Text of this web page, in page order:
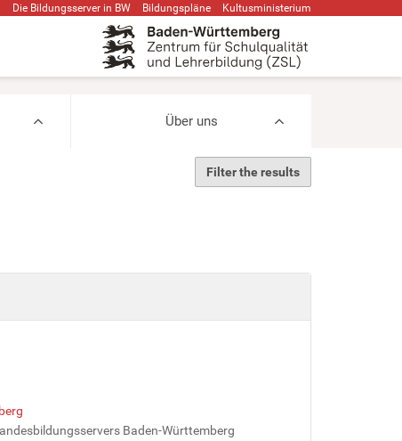
Die Bildungsserver in BW Bildungspläne Kultusministerium
Über uns
Filter the results
Baden-Württemberg